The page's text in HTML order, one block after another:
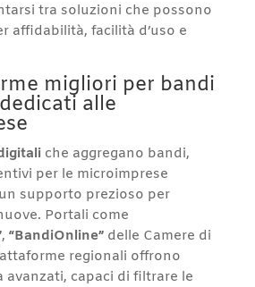
tra soluzioni che possono
affidabilità, facilità d’uso e
migliori per bandi
alle
che aggregano bandi,
per le microimprese
supporto prezioso per
Portali come
, “BandiOnline”delle Camere di
regionali offrono
avanzati, capaci di filtrare le